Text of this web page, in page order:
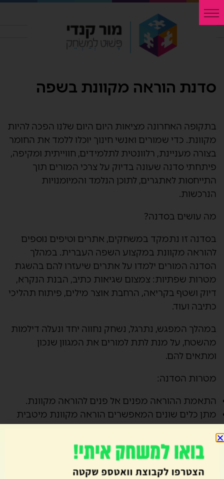
סדנת הוראה מקוונת בשפה
בתקופה האחרונה מציאות היום היום שלנו הפכה להיות
מקוונת. כדי שמורים ואנשי חינוך יוכלו ללמד את החומר
בצורה מעניינת, רלוונטית לתלמידים, חווייתית ומקיפה,
פיתחתי סדנה שעונה בדיוק על צרכי המורים תוך
התייחסות לאתגרים, לתוכן הנלמד והמיומנויות
הנרכשות.
מה עושים בסדנה?
בסדנה זו נתמקד במשחקים, אתרים וטיפים נוספים
להוראה מקוונת במקצוע השפה העברית. במהלך
הסדנה המורים ילמדו על אתרים שיעזרו להם בהשגת
מטרות שפתיות: צמצום שגיאות כתיב, הבנת הנקרא,
דיוק ושטף בקריאה, הרחבת אוצר מילים, פיתוח תהליכי
כתיבה ועוד.
במהלך המפגש, נתרגל, נשחק נחווה יחד ונעלה דילמות
מהשטח, על מנת לתת למורים את המגוון שנכון
ומתאים להם.
מטרות הסדנה:
התאמת ההוראה מפנים אל פנים להוראה מקוונת.
מתן כלים שונים המאפשרים הוראה מקוונת מיטבית
לשפה העברית
סיעור מוחות- מפגש עם מורים נוספים החווים את
אותם האתגרים ולמידת עמיתים.